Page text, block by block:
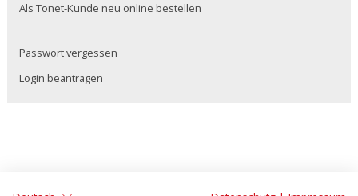
Als Tonet-Kunde neu online bestellen
Passwort vergessen
Login beantragen